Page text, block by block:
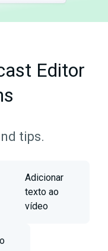
Editor
tips.
Adicionar
texto ao
vídeo